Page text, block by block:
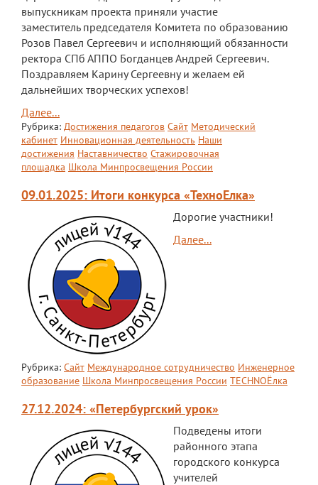
программы
Педагоги ОДОД
Театральная студия
ЮИД
Хор "Жаворонок"
Школьный спортивный клуб
Медиацентр
Новости
Противодействие коррупции
Мероприятия "Антикоррупция"
Комиссия по противодействию
Обратная связь для сообщений о
Инновационная деятельность
Центр цифрового образования
"ИнфинITи"
выпускникам проекта приняли участие
заместитель председателя Комитета по образованию
Розов Павел Сергеевич и исполняющий обязанности
ректора СПб АППО Богданцев Андрей Сергеевич.
Поздравляем Карину Сергеевну и желаем ей
дальнейших творческих успехов!
Далее...
Рубрика: Достижения педагогов Сайт Методический
кабинет Инновационная деятельность Наши
достижения Наставничество Стажировочная
площадка Школа Минпросвещения России
09.01.2025: Итоги конкурса «ТехноЕлка»
Дорогие участники!
Далее...
Рубрика: Сайт Международное сотрудничество Инженерное
образование Школа Минпросвещения России TECHNOЁлка
27.12.2024: «Петербургский урок»
Подведены итоги
районного этапа
городского конкурса
учителей